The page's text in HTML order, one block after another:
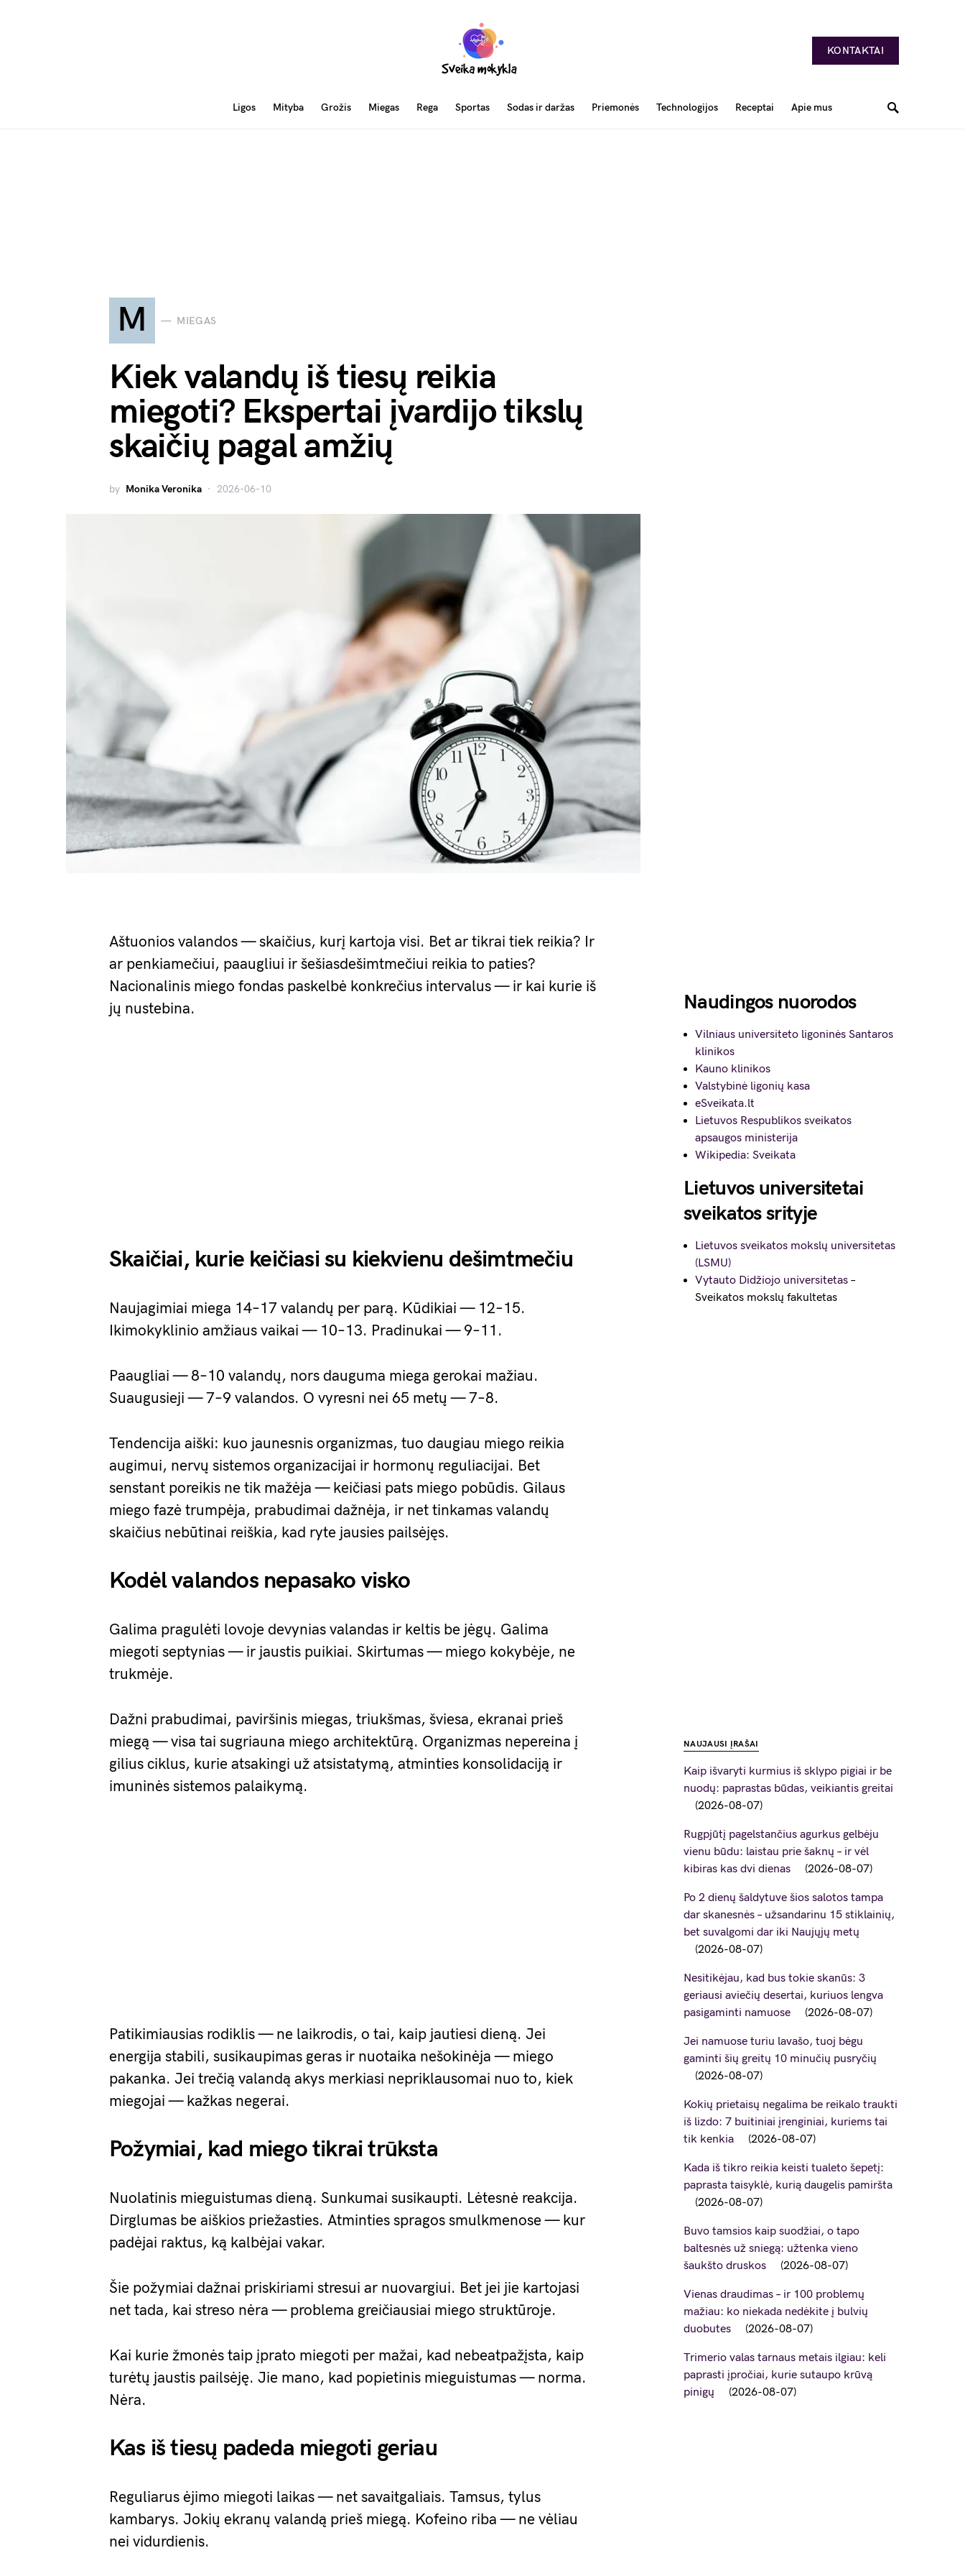
KONTAKTAI
Ligos Mityba Grožis Miegas Rega Sportas Sodas ir daržas Priemonės Technologijos Receptai Apie mus
M MIEGAS
Kiek valandų iš tiesų reikia
miegoti? Ekspertai įvardijo tikslų
skaičių pagal amžių
by Monika Veronika 2026-06-10
Aštuonios valandos — skaičius, kurį kartoja visi. Bet ar tikrai tiek reikia? Ir
ar penkiamečiui, paaugliui ir šešiasdešimtmečiui reikia to paties?
Nacionalinis miego fondas paskelbė konkrečius intervalus — ir kai kurie iš
jų nustebina.
Skaičiai, kurie keičiasi su kiekvienu dešimtmečiu
Naujagimiai miega 14–17 valandų per parą. Kūdikiai — 12–15.
Ikimokyklinio amžiaus vaikai — 10–13. Pradinukai — 9–11.
Paaugliai — 8–10 valandų, nors dauguma miega gerokai mažiau.
Suaugusieji — 7–9 valandos. O vyresni nei 65 metų — 7–8.
Tendencija aiški: kuo jaunesnis organizmas, tuo daugiau miego reikia
augimui, nervų sistemos organizacijai ir hormonų reguliacijai. Bet
senstant poreikis ne tik mažėja — keičiasi pats miego pobūdis. Gilaus
miego fazė trumpėja, prabudimai dažnėja, ir net tinkamas valandų
skaičius nebūtinai reiškia, kad ryte jausies pailsėjęs.
Kodėl valandos nepasako visko
Galima pragulėti lovoje devynias valandas ir keltis be jėgų. Galima
miegoti septynias — ir jaustis puikiai. Skirtumas — miego kokybėje, ne
trukmėje.
Dažni prabudimai, paviršinis miegas, triukšmas, šviesa, ekranai prieš
miegą — visa tai sugriauna miego architektūrą. Organizmas nepereina į
gilius ciklus, kurie atsakingi už atsistatymą, atminties konsolidaciją ir
imuninės sistemos palaikymą.
Patikimiausias rodiklis — ne laikrodis, o tai, kaip jautiesi dieną. Jei
energija stabili, susikaupimas geras ir nuotaika nešokinėja — miego
pakanka. Jei trečią valandą akys merkiasi nepriklausomai nuo to, kiek
miegojai — kažkas negerai.
Požymiai, kad miego tikrai trūksta
Nuolatinis mieguistumas dieną. Sunkumai susikaupti. Lėtesnė reakcija.
Dirglumas be aiškios priežasties. Atminties spragos smulkmenose — kur
padėjai raktus, ką kalbėjai vakar.
Šie požymiai dažnai priskiriami stresui ar nuovargiui. Bet jei jie kartojasi
net tada, kai streso nėra — problema greičiausiai miego struktūroje.
Kai kurie žmonės taip įprato miegoti per mažai, kad nebeatpažįsta, kaip
turėtų jaustis pailsėję. Jie mano, kad popietinis mieguistumas — norma.
Nėra.
Kas iš tiesų padeda miegoti geriau
Reguliarus ėjimo miegoti laikas — net savaitgaliais. Tamsus, tylus
kambarys. Jokių ekranų valandą prieš miegą. Kofeino riba — ne vėliau
nei vidurdienis.
Naudingos nuorodos
Vilniaus universiteto ligoninės Santaros
klinikos
Kauno klinikos
Valstybinė ligonių kasa
eSveikata.lt
Lietuvos Respublikos sveikatos
apsaugos ministerija
Wikipedia: Sveikata
Lietuvos universitetai
sveikatos srityje
Lietuvos sveikatos mokslų universitetas
(LSMU)
Vytauto Didžiojo universitetas –
Sveikatos mokslų fakultetas
NAUJAUSI ĮRAŠAI
Kaip išvaryti kurmius iš sklypo pigiai ir be
nuodų: paprastas būdas, veikiantis greitai
2026-08-07
Rugpjūtį pagelstančius agurkus gelbėju
vienu būdu: laistau prie šaknų – ir vėl
kibiras kas dvi dienas
2026-08-07
Po 2 dienų šaldytuve šios salotos tampa
dar skanesnės – užsandarinu 15 stiklainių,
bet suvalgomi dar iki Naujųjų metų
2026-08-07
Nesitikėjau, kad bus tokie skanūs: 3
geriausi aviečių desertai, kuriuos lengva
pasigaminti namuose
2026-08-07
Jei namuose turiu lavašo, tuoj bėgu
gaminti šių greitų 10 minučių pusryčių
2026-08-07
Kokių prietaisų negalima be reikalo traukti
iš lizdo: 7 buitiniai įrenginiai, kuriems tai
tik kenkia
2026-08-07
Kada iš tikro reikia keisti tualeto šepetį:
paprasta taisyklė, kurią daugelis pamiršta
2026-08-07
Buvo tamsios kaip suodžiai, o tapo
baltesnės už sniegą: užtenka vieno
šaukšto druskos
2026-08-07
Vienas draudimas – ir 100 problemų
mažiau: ko niekada nedėkite į bulvių
duobutes
2026-08-07
Trimerio valas tarnaus metais ilgiau: keli
paprasti įpročiai, kurie sutaupo krūvą
pinigų
2026-08-07